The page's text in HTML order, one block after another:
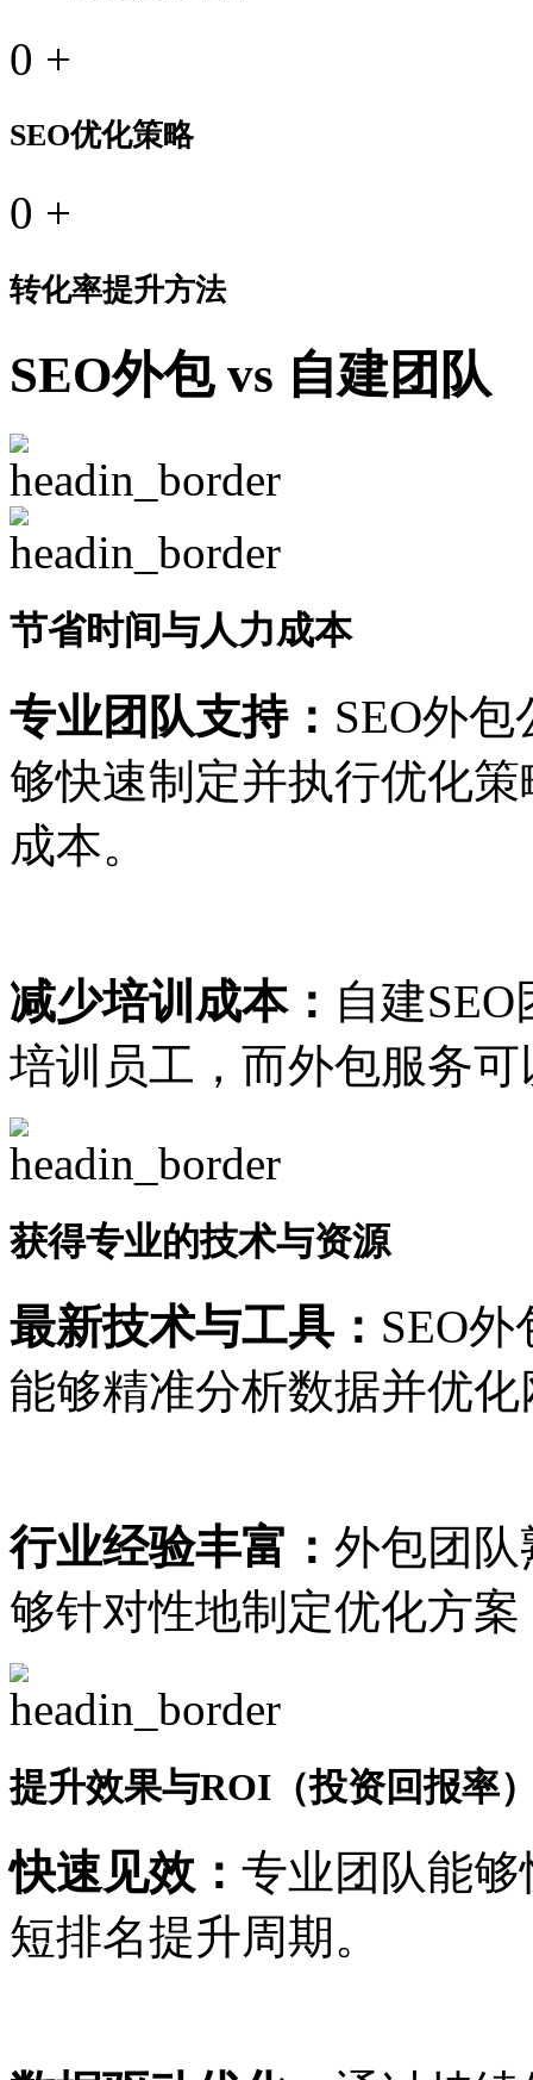
0 +
SEO优化策略
0 +
转化率提升方法
SEO外包 vs 自建团队
节省时间与人力成本
专业团队支持： SEO外
够快速制定并执行优化
成本。
减少培训成本： 自建
培训员工，而外包服务
获得专业的技术与资源
最新技术与工具： SEO
能够精准分析数据并优化
行业经验丰富： 外包团队
够针对性地制定优化方
提升效果与ROI（投资回报率
快速见效： 专业团队能
短排名提升周期。